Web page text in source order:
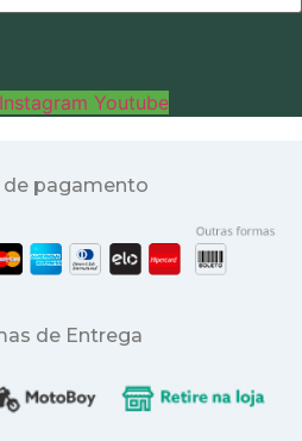
Instagram Youtube
de pagamento
de Entrega